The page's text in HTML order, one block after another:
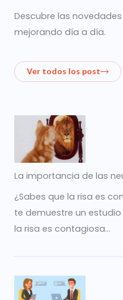
Descubre las
mejorando día a día.
Ver todos los post
La importancia de las
¿Sabes que la risa es
te demuestre un
la risa es contagiosa…